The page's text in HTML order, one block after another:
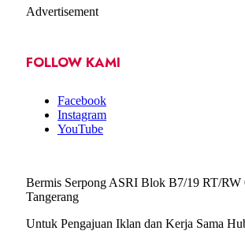
Advertisement
FOLLOW KAMI
Facebook
Instagram
YouTube
Bermis Serpong ASRI Blok B7/19 RT/RW
Tangerang
Untuk Pengajuan Iklan dan Kerja Sama